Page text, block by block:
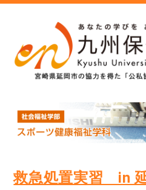
救急処置実習 in